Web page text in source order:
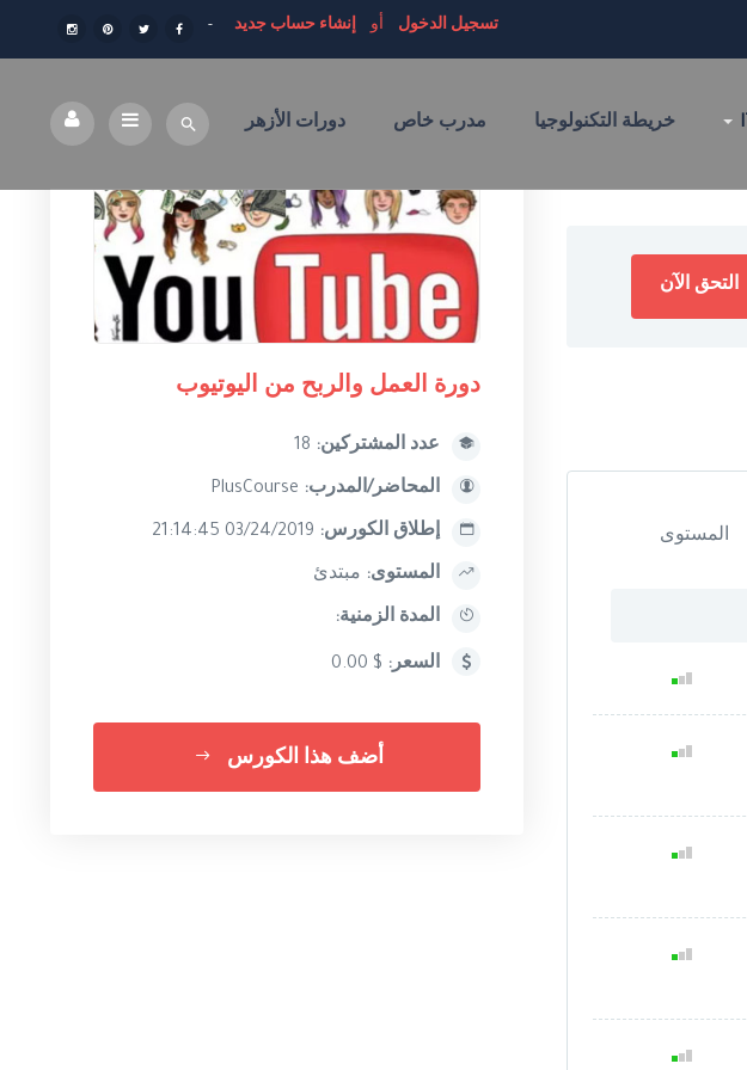
تسجيل الدخول أو إنشاء حساب جديد
خريطة التكنولوجيا مدرب خاص دورات الأزهر
دورة العمل والربح من اليوتيوب
عدد المشتركين:
المحاضر/المدرب:
إطلاق الكورس:
المستوى: مبتدئ
المدة الزمنية:
السعر: $ 0.00
أضف هذا الكورس
المستوى